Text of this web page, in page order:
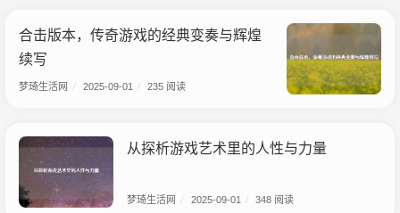
合击版本，传奇游戏的经典变奏与辉煌
续写
梦琦生活网 2025-09-01 235 阅读
从探析游戏艺术里的人性与力量
梦琦生活网 2025-09-01 348 阅读